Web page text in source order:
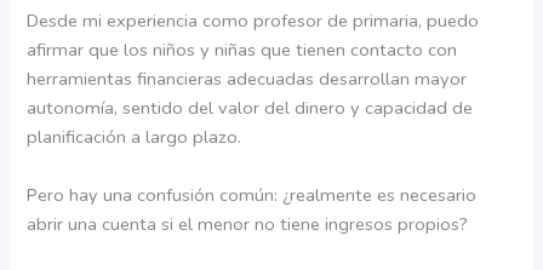
Desde mi experiencia como profesor de primaria, puedo
afirmar que los niños y niñas que tienen contacto con
herramientas financieras adecuadas desarrollan mayor
autonomía, sentido del valor del dinero y capacidad de
planificación a largo plazo.
Pero hay una confusión común: ¿realmente es necesario
abrir una cuenta si el menor no tiene ingresos propios?